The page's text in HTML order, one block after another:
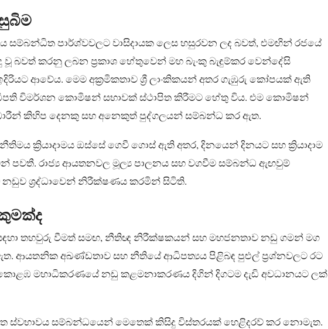
සම්බන්ධිත පාර්ශ්වවලට වාසිදායක ලෙස හසුරවන ලද බවත්, එමඟින් රජයේ
බවත් කරනු ලබන ප්‍රකාශ හේතුවෙන් මහ බැංකු බැඳුම්කර වෙන්දේසි
ආවේය. මෙම අක්‍රමිකතාව ශ්‍රී ලාංකිකයන් අතර ගැඹුරු කෝපයක් ඇති
විමර්ශන කොමිෂන් සභාවක් ස්ථාපිත කිරීමට හේතු විය. එම කොමිෂන්
කිහිප දෙනකු සහ අනෙකුත් පුද්ගලයන් සම්බන්ධ කර ඇත.
ක්‍රියාදාමය ඔස්සේ ගෙවී ගොස් ඇති අතර, දිනයෙන් දිනයට සහ ක්‍රියාදාම
පවතී. රාජ්‍ය ආයතනවල මූල්‍ය පාලනය සහ වගවීම සම්බන්ධ ඇඟවුම්
නඩුව ශ්‍රද්ධාවෙන් නිරීක්ෂණය කරමින් සිටිති.
තහවුරු වීමත් සමඟ, නීතිඥ නිරීක්ෂකයන් සහ මහජනතාව නඩු ගමන් මග
ආයතනික අඛණ්ඩතාව සහ නීතියේ ආධිපත්‍යය පිළිබඳ පුළුල් ප්‍රශ්නවලට රට
මහාධිකරණයේ නඩු කළමනාකරණය දිගින් දිගටම දැඩි අවධානයට ලක්
ස්වභාවය සම්බන්ධයෙන් මෙතෙක් කිසිදු විස්තරයක් හෙළිදරව් කර නොමැත.